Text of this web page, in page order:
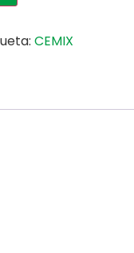
CEMIX